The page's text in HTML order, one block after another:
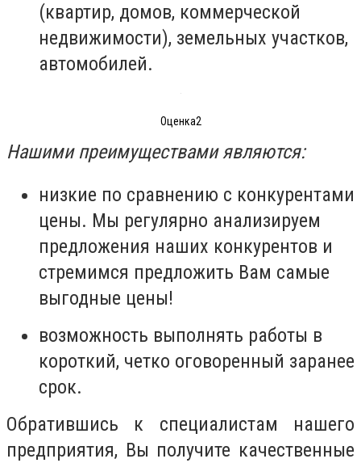
(квартир, домов, коммерческой
недвижимости), земельных участков,
автомобилей.
Оценка2
Нашими преимуществами являются:
низкие по сравнению с конкурентами
цены. Мы регулярно анализируем
предложения наших конкурентов и
стремимся предложить Вам самые
выгодные цены!
возможность выполнять работы в
короткий, четко оговоренный заранее
срок.
Обратившись к специалистам нашего
предприятия, Вы получите качественные